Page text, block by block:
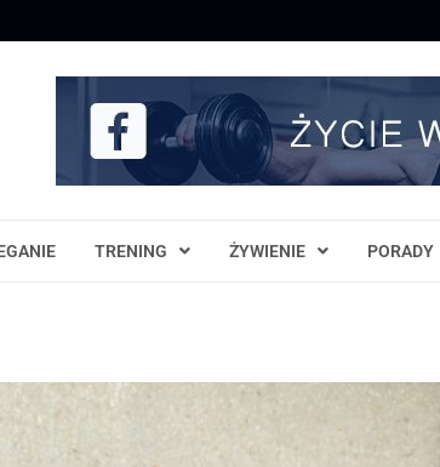
TRENING ŻYWIENIE PORADY